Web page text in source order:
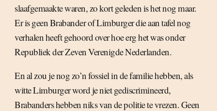
slaafgemaakte waren, zo kort geleden is het nog maar.
Er is geen Brabander of Limburger die aan tafel nog
verhalen heeft gehoord over hoe erg het was onder
Republiek der Zeven Verenigde Nederlanden.
En al zou je nog zo’n fossiel in de familie hebben, als
witte Limburger word je niet gediscrimineerd,
Brabanders hebben niks van de politie te vrezen. Geen